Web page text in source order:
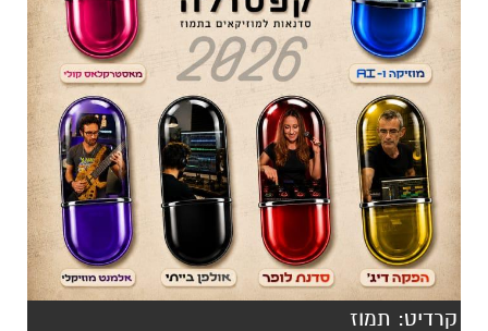
קרדיט: תמוז
חולמים להפיק מהחדר, לשלוט בבינה מלאכותית או
לכבוש את הבמה? מרכז "תמוז" ליצירה מוזיקלית
בבאר שבע מביא לכם את השמות הגדולים והכלים